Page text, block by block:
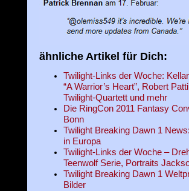
ähnliche Artikel für Dich:
Twilight-Links der Woche:
“A Warrior’s Heart”, Robert
Twilight-Quartett und mehr
Die RingCon 2011 Fantasy
Bonn
Twilight Breaking Dawn 1
in Europa
Twilight-Links der Woche –
Teenwolf Serie, Portraits
Twilight Breaking Dawn 1
Bilder